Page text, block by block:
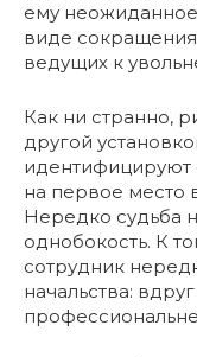
ему
виде
ведущих к
Как ни странно,
другой
идентифицируют
на первое место
Нередко судьба
однобокость. К
сотрудник
начальства: